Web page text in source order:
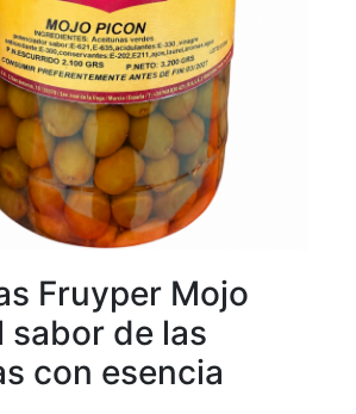
Fruyper Mojo
sabor de las
con esencia